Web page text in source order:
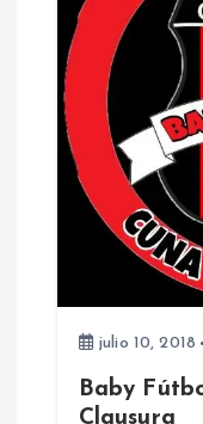
julio 10, 2018
Baby
Clausura